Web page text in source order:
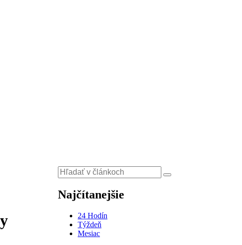
Najčítanejšie
24 Hodín
Týždeň
Mesiac